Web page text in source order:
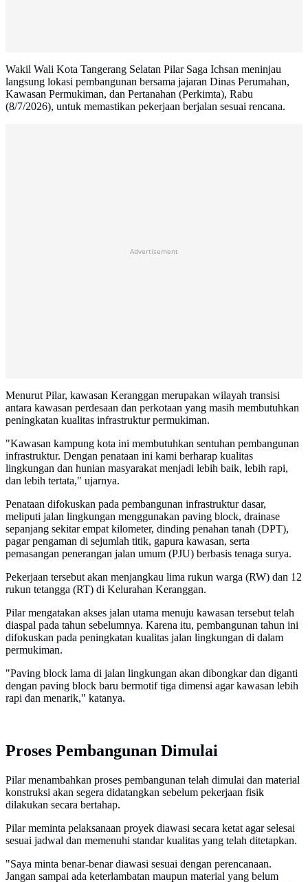
Wakil Wali Kota Tangerang Selatan Pilar Saga Ichsan meninjau
langsung lokasi pembangunan bersama jajaran Dinas Perumahan,
Kawasan Permukiman, dan Pertanahan (Perkimta), Rabu
(8/7/2026), untuk memastikan pekerjaan berjalan sesuai rencana.
Advertisement
Menurut Pilar, kawasan Keranggan merupakan wilayah transisi
antara kawasan perdesaan dan perkotaan yang masih membutuhkan
peningkatan kualitas infrastruktur permukiman.
"Kawasan kampung kota ini membutuhkan sentuhan pembangunan
infrastruktur. Dengan penataan ini kami berharap kualitas
lingkungan dan hunian masyarakat menjadi lebih baik, lebih rapi,
dan lebih tertata," ujarnya.
Penataan difokuskan pada pembangunan infrastruktur dasar,
meliputi jalan lingkungan menggunakan paving block, drainase
sepanjang sekitar empat kilometer, dinding penahan tanah (DPT),
pagar pengaman di sejumlah titik, gapura kawasan, serta
pemasangan penerangan jalan umum (PJU) berbasis tenaga surya.
Pekerjaan tersebut akan menjangkau lima rukun warga (RW) dan 12
rukun tetangga (RT) di Kelurahan Keranggan.
Pilar mengatakan akses jalan utama menuju kawasan tersebut telah
diaspal pada tahun sebelumnya. Karena itu, pembangunan tahun ini
difokuskan pada peningkatan kualitas jalan lingkungan di dalam
permukiman.
"Paving block lama di jalan lingkungan akan dibongkar dan diganti
dengan paving block baru bermotif tiga dimensi agar kawasan lebih
rapi dan menarik," katanya.
Proses Pembangunan Dimulai
Pilar menambahkan proses pembangunan telah dimulai dan material
konstruksi akan segera didatangkan sebelum pekerjaan fisik
dilakukan secara bertahap.
Pilar meminta pelaksanaan proyek diawasi secara ketat agar selesai
sesuai jadwal dan memenuhi standar kualitas yang telah ditetapkan.
"Saya minta benar-benar diawasi sesuai dengan perencanaan.
Jangan sampai ada keterlambatan maupun material yang belum